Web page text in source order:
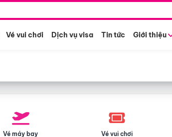
Vé vui chơi Dịch vụ visa Tin tức Giới thiệu
Vé máy bay Vé vui chơi